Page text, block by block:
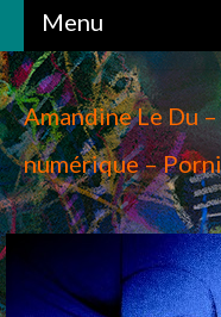
Menu
ACCUEIL
PRÉSENTATION
CRÉATIONS
ART
DESSIN
Amandine Le Du
numérique –